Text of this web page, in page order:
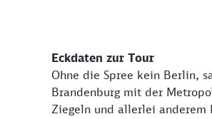
Eckdaten zur Tour
Ohne die Spree kein Berlin,
Brandenburg mit der
Ziegeln und allerlei anderem